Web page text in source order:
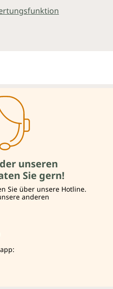
unseren
Sie gern!
Sie über unsere Hotline.
anderen